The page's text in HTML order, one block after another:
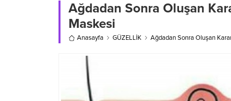
Ağdadan Sonra Oluşan
Maskesi
Anasayfa GÜZELLİK Ağdadan Sonra Oluşan